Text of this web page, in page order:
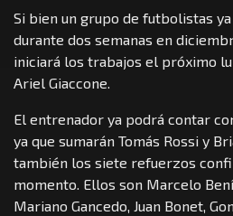
Si bien un grupo de futbolistas
durante dos semanas en
iniciará los trabajos el próximo
Ariel Giaccone.
El entrenador ya podrá contar
ya que sumarán Tomás Rossi y
también los siete refuerzos
momento. Ellos son Marcelo
Mariano Gancedo, Juan Bonet,